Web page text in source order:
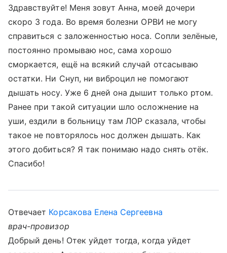
Здравствуйте! Меня зовут Анна, моей дочери
скоро 3 года. Во время болезни ОРВИ не могу
справиться с заложенностью носа. Сопли зелёные,
постоянно промываю нос, сама хорошо
сморкается, ещё на всякий случай отсасываю
остатки. Ни Снуп, ни виброцил не помогают
дышать носу. Уже 6 дней она дышит только ртом.
Ранее при такой ситуации шло осложнение на
уши, ездили в больницу там ЛОР сказала, чтобы
такое не повторялось нос должен дышать. Как
этого добиться? Я так понимаю надо снять отёк.
Спасибо!
Отвечает Корсакова Елена Сергеевна
врач-провизор
Добрый день! Отек уйдет тогда, когда уйдет